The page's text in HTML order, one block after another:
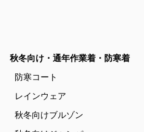
秋冬向け・通年作業着・防寒着
防寒コート
レインウェア
秋冬向けブルゾン